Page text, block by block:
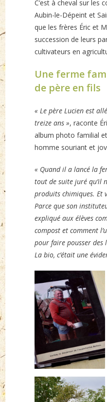
C’est à cheval sur les
Aubin-le-Dépeint et
que les frères Éric et
succession de leurs
cultivateurs en
Une ferme
de père en fils
« Le père Lucien est
treize ans », raconte
album photo familial
homme souriant et
« Quand il a lancé la
tout de suite juré qu’il
produits chimiques. Et
Parce que son
expliqué aux élèves
compost et comment
pour faire pousser des
La bio, c’était une